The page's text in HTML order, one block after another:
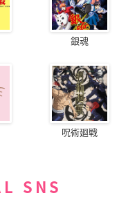
銀魂
呪術廻戦
SNS